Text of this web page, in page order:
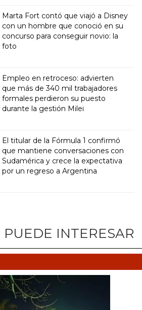
Marta Fort contó que viajó a Disney
con un hombre que conoció en su
concurso para conseguir novio: la
foto
Empleo en retroceso: advierten
que más de 340 mil trabajadores
formales perdieron su puesto
durante la gestión Milei
El titular de la Fórmula 1 confirmó
que mantiene conversaciones con
Sudamérica y crece la expectativa
por un regreso a Argentina
INTERESAR